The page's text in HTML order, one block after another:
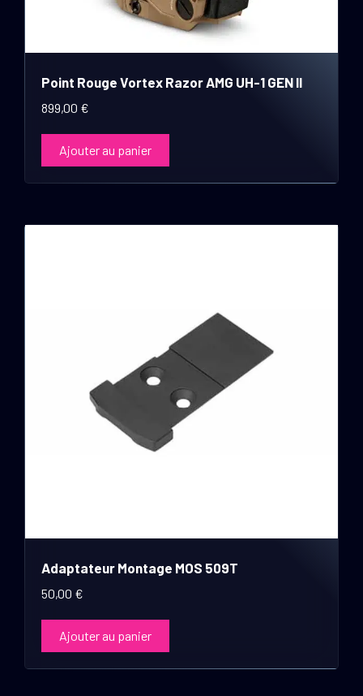
Point Rouge Vortex Razor AMG UH-1 GEN II
899,00 €
Ajouter au panier
Adaptateur Montage MOS 509T
50,00 €
Ajouter au panier